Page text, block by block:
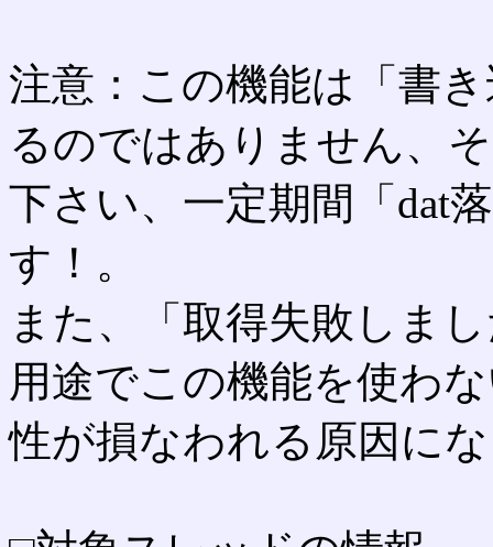
注意：この機能は「書
るのではありません、
下さい、一定期間「dat
す！。
また、「取得失敗しま
用途でこの機能を使わ
性が損なわれる原因に